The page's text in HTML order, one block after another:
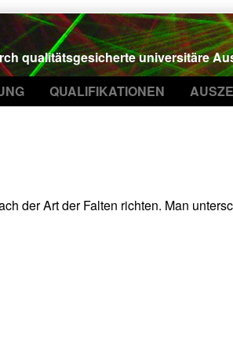
qualitätsgesicherte universitäre
QUALIFIKATIONEN
der Art der Falten richten. Man